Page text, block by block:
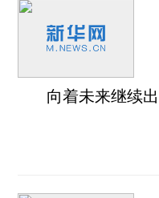
向着未来继续